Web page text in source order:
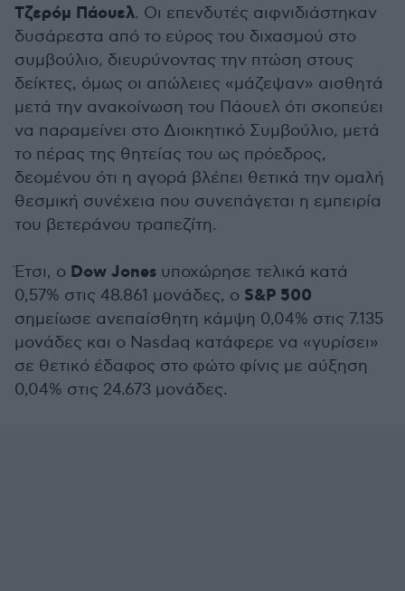
Τζερόμ Πάουελ. Οι επενδυτές αιφνιδιάστηκαν
δυσάρεστα από το εύρος του διχασμού στο
συμβούλιο, διευρύνοντας την πτώση στους
δείκτες, όμως οι απώλειες «μάζεψαν» αισθητά
μετά την ανακοίνωση του Πάουελ ότι σκοπεύει
να παραμείνει στο Διοικητικό Συμβούλιο, μετά
το πέρας της θητείας του ως πρόεδρος,
δεομένου ότι η αγορά βλέπει θετικά την ομαλή
θεσμική συνέχεια που συνεπάγεται η εμπειρία
του βετεράνου τραπεζίτη.
Έτσι, ο Dow Jones υποχώρησε τελικά κατά
0,57% στις 48.861 μονάδες, ο S&P 500
σημείωσε ανεπαίσθητη κάμψη 0,04% στις 7.135
μονάδες και ο Nasdaq κατάφερε να «γυρίσει»
σε θετικό έδαφος στο φώτο φίνις με αύξηση
0,04% στις 24.673 μονάδες.